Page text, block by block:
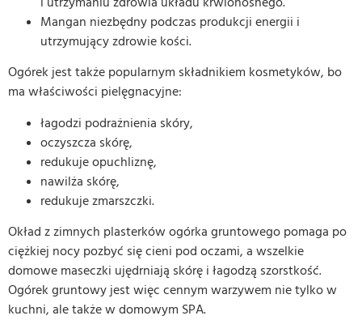
Mangan niezbędny podczas produkcji energii i
utrzymujący zdrowie kości.
Ogórek jest także popularnym składnikiem kosmetyków, bo
ma właściwości pielęgnacyjne:
łagodzi podrażnienia skóry,
oczyszcza skórę,
redukuje opuchliznę,
nawilża skórę,
redukuje zmarszczki.
Okład z zimnych plasterków ogórka gruntowego pomaga po
ciężkiej nocy pozbyć się cieni pod oczami, a wszelkie
domowe maseczki ujędrniają skórę i łagodzą szorstkość.
Ogórek gruntowy jest więc cennym warzywem nie tylko w
kuchni, ale także w domowym SPA.